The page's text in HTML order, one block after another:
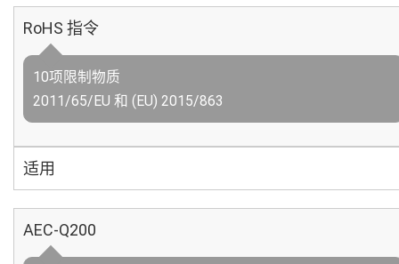
RoHS 指令
10项限制物质
2011/65/EU 和 (EU) 2015/863
适用
AEC-Q200